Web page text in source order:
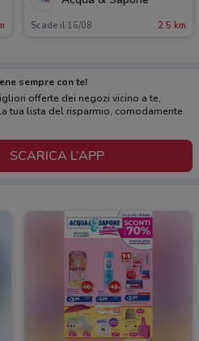
Scade il 16/08 2.5 km
sempre con te!
offerte dei negozi vicino a te,
tua lista del risparmio, comodamente
SCARICA L’APP